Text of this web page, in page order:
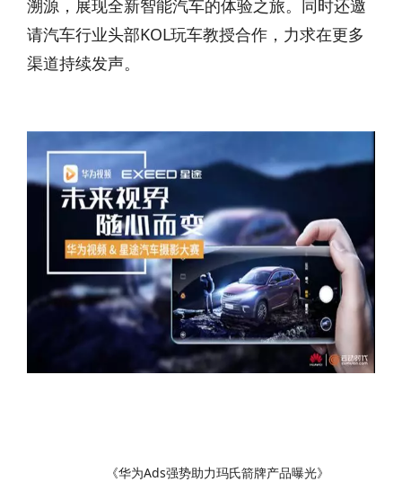
溯源，展现全新智能汽车的体验之旅。同时还邀
请汽车行业头部KOL玩车教授合作，力求在更多
渠道持续发声。
《华为Ads强势助力玛氏箭牌产品曝光》